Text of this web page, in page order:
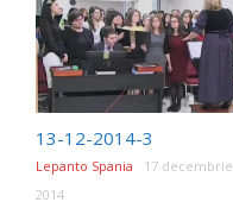
13-12-2014-3
Lepanto Spania
17 decembrie
2014